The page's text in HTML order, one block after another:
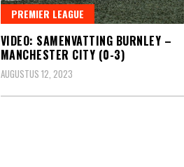
PREMIER LEAGUE
VIDEO: SAMENVATTING BURNLEY –
MANCHESTER CITY (0-3)
AUGUSTUS 12, 2023